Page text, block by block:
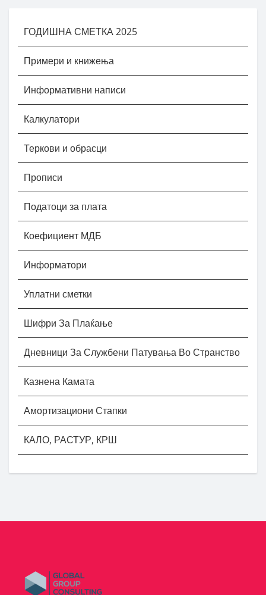
ГОДИШНА СМЕТКА 2025
Примери и книжења
Информативни написи
Калкулатори
Теркови и обрасци
Прописи
Податоци за плата
Коефициент МДБ
Информатори
Уплатни сметки
Шифри За Плаќање
Дневници За Службени Патувања Во Странство
Казнена Камата
Амортизациони Стапки
КАЛО, РАСТУР, КРШ